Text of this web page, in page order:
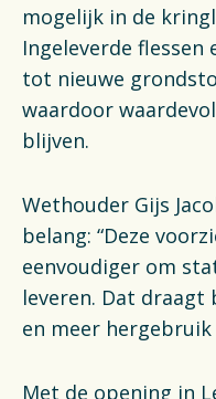
mogelijk in de
Ingeleverde
tot nieuwe
waardoor
blijven.
Wethouder Gijs
belang: “Deze
eenvoudiger om
leveren. Dat draagt
en meer
Met de opening in